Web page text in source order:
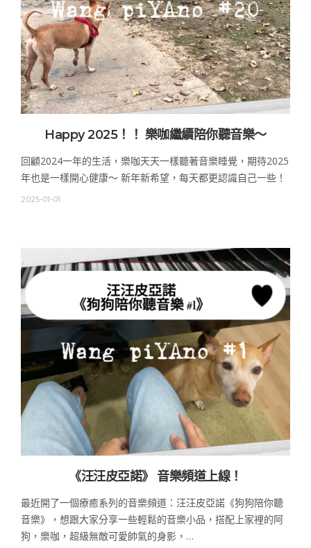
Happy 2025！！ 樂咖繼續陪你聽音樂～
回顧2024一年的生活，樂咖天天一樣聽著音樂睡覺，期待2025
年也是一樣開心健康～ 新年新希望，每天都更認識自己一些！
2025-01-01
《汪汪皮亞諾》 音樂頻道上線！
最近開了一個療癒系列的音樂頻道：汪汪皮亞諾《狗狗陪你聽
音樂》，想跟大家分享一些輕鬆的音樂小品，搭配上家裡的阿
狗，樂咖，超級無敵可愛帥氣的身影，…